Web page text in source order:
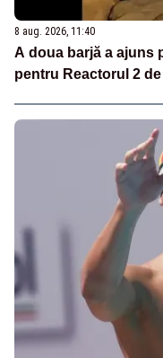
8 aug. 2026, 11:40
A doua barjă a ajuns
pentru Reactorul 2